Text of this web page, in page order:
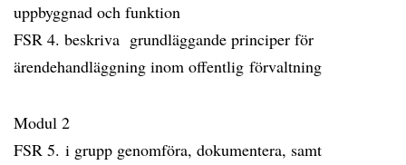
uppbyggnad och funktion
FSR 4. beskriva grundläggande principer för
ärendehandläggning inom offentlig förvaltning
Modul 2
FSR 5. i grupp genomföra, dokumentera, samt